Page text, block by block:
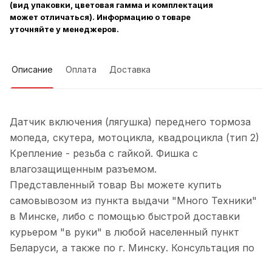
(вид упаковки, цветовая гамма и комплектация
может отличаться). Информацию о товаре
уточняйте у менеджеров.
Описание Оплата Доставка
Датчик включения (лягушка) переднего тормоза
мопеда, скутера, мотоцикла, квадроцикла (тип 2)
Крепление - резьба с гайкой. Фишка с
влагозащищенным разъемом.
Представленный товар Вы можете купить
самовывозом из пункта выдачи "Много Техники"
в Минске, либо с помощью быстрой доставки
курьером "в руки" в любой населенный пункт
Беларуси, а также по г. Минску. Консультация по